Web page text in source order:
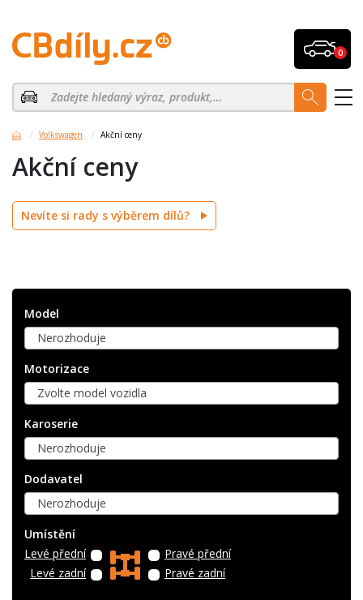
0
Volkswagen Akční ceny
Akční ceny
Nevíte si rady s výběrem dílů?
Model
Nerozhoduje
Motorizace
Zvolte model vozidla
Karoserie
Nerozhoduje
Dodavatel
Nerozhoduje
Umístění
Levé přední
Levé zadní
Pravé přední
Pravé zadní